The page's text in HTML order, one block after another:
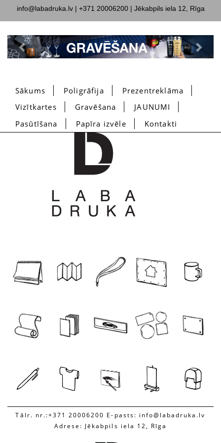
info@labadruka.lv| +371 20006200 | Jēkabpils iela 12, Rīga
Previous Next
Sākums Poligrāfija
Prezentreklāma
Vizītkartes
Gravēšana
JAUNUMI
Pasūtīšana
Papīra izvēle Kontakti
Tālr. nr.:+371 20006200 E-pasts: info@labadruka.lv
Adrese: Jēkabpils iela 12, Rīga